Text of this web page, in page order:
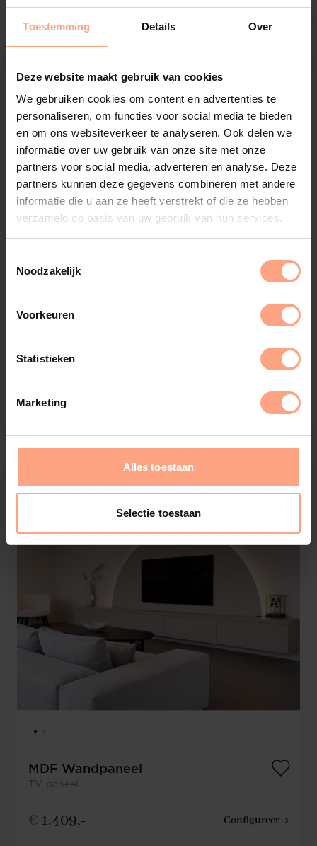
Toestemming Details Over
Deze website maakt gebruik van cookies
We gebruiken cookies om content en advertenties te
personaliseren, om functies voor social media te bieden
en om ons websiteverkeer te analyseren. Ook delen we
informatie over uw gebruik van onze site met onze
partners voor social media, adverteren en analyse. Deze
partners kunnen deze gegevens combineren met andere
informatie die u aan ze heeft verstrekt of die ze hebben
verzameld op basis van uw gebruik van hun services.
Noodzakelijk
Voorkeuren
Statistieken
Marketing
Alles toestaan
Selectie toestaan
MDF Wandpaneel
€1.325,- Configureer
MDF Wandpaneel
TV-paneel
€ 1.409,- Configureer